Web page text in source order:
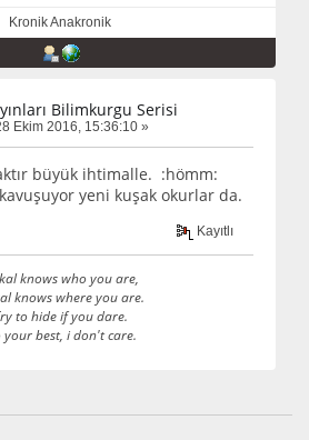
Kronik Anakronik
Bilimkurgu Serisi
Ekim 2016, 15:36:10 »
büyük ihtimalle. :hömm:
yeni kuşak okurlar da.
Kayıtlı
knows who you are,
knows where you are.
to hide if you dare.
your best, i don't care.